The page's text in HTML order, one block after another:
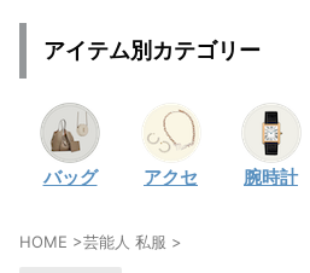
・
広瀬すず
川口春奈
・ 石原さとみ
・広瀬アリス
永野芽郁
アイテム別カテゴリー
バッグ アクセ 腕時計
HOME >芸能人 私服 >